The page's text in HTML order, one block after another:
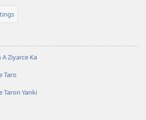
Ziyarce Ka
Taro
Taron Yanki